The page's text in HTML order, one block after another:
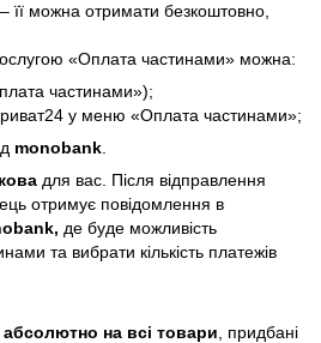
можна отримати безкоштовно,
послугою «Оплата частинами» можна:
частинами»);
у меню «Оплата частинами»;
monobank
для вас. Після відправлення
отримує повідомлення в
де буде можливість
та вибрати кількість платежів
на всі товари , придбані